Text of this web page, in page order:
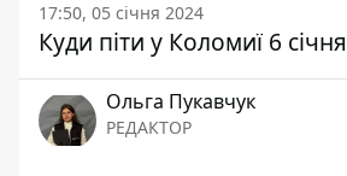
17:50, 05 січня 2024
Куди піти у Коломиї 6 січня
Ольга Пукавчук
РЕДАКТОР